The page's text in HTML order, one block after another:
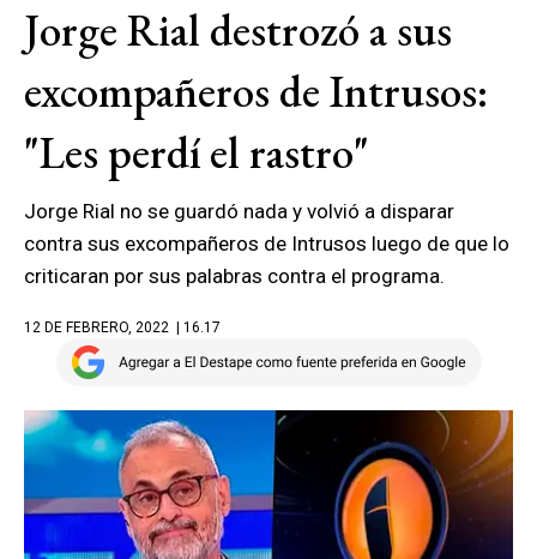
Jorge Rial destrozó a sus
excompañeros de Intrusos:
"Les perdí el rastro"
Jorge Rial no se guardó nada y volvió a disparar
contra sus excompañeros de Intrusos luego de que lo
criticaran por sus palabras contra el programa.
12 DE FEBRERO, 2022 | 16.17